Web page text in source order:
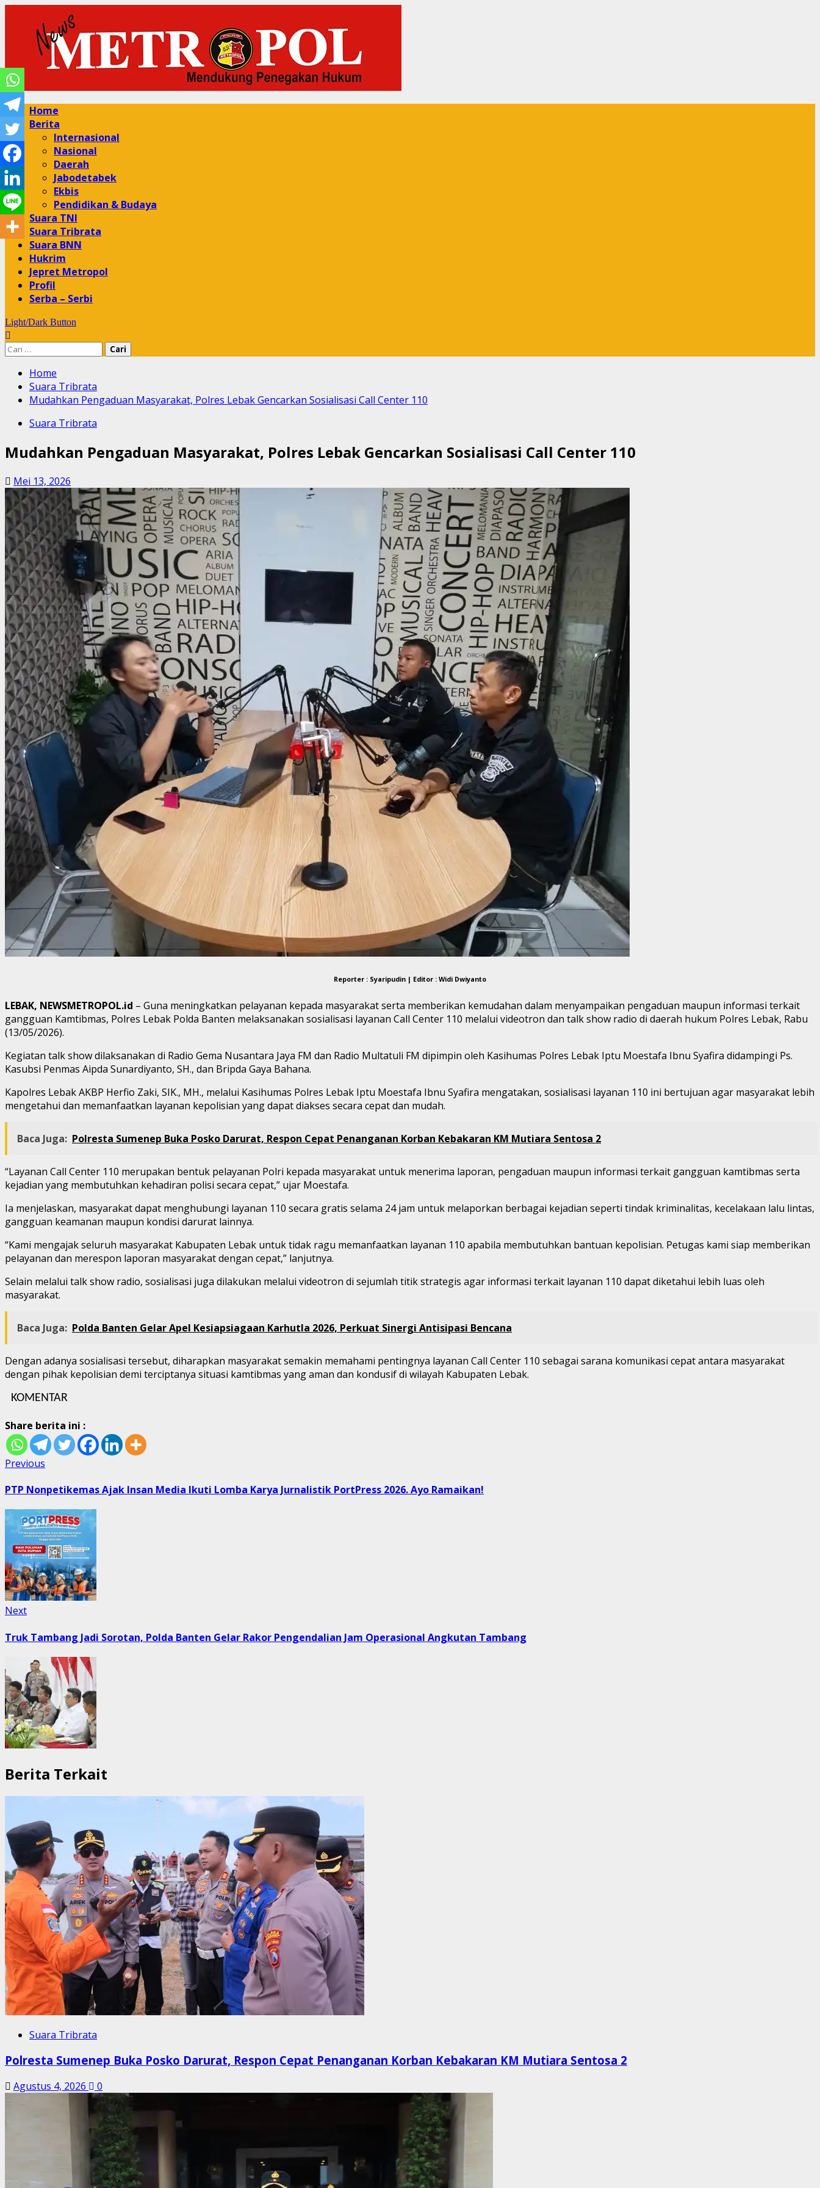
content
Primary
Menu
Home
Berita
Internasional
Nasional
Daerah
Jabodetabek
Ekbis
Pendidikan & Budaya
Suara TNI
Suara Tribrata
Suara BNN
Hukrim
Jepret Metropol
Profil
Serba – Serbi
Light/Dark Button
Cari
Home
Suara Tribrata
Mudahkan Pengaduan Masyarakat, Polres Lebak Gencarkan Sosialisasi Call Center 110
Suara Tribrata
Mudahkan Pengaduan Masyarakat, Polres Lebak Gencarkan Sosialisasi Call Center 110
Mei 13, 2026
Reporter : Syaripudin | Editor : Widi Dwiyanto
LEBAK, NEWSMETROPOL.id – Guna meningkatkan pelayanan kepada masyarakat serta memberikan kemudahan dalam menyampaikan pengaduan maupun informasi terkait
gangguan Kamtibmas, Polres Lebak Polda Banten melaksanakan sosialisasi layanan Call Center 110 melalui videotron dan talk show radio di daerah hukum Polres Lebak, Rabu
(13/05/2026).
Kegiatan talk show dilaksanakan di Radio Gema Nusantara Jaya FM dan Radio Multatuli FM dipimpin oleh Kasihumas Polres Lebak Iptu Moestafa Ibnu Syafira didampingi Ps.
Kasubsi Penmas Aipda Sunardiyanto, SH., dan Bripda Gaya Bahana.
Kapolres Lebak AKBP Herfio Zaki, SIK., MH., melalui Kasihumas Polres Lebak Iptu Moestafa Ibnu Syafira mengatakan, sosialisasi layanan 110 ini bertujuan agar masyarakat lebih
mengetahui dan memanfaatkan layanan kepolisian yang dapat diakses secara cepat dan mudah.
Baca Juga: Polresta Sumenep Buka Posko Darurat, Respon Cepat Penanganan Korban Kebakaran KM Mutiara Sentosa 2
“Layanan Call Center 110 merupakan bentuk pelayanan Polri kepada masyarakat untuk menerima laporan, pengaduan maupun informasi terkait gangguan kamtibmas serta
kejadian yang membutuhkan kehadiran polisi secara cepat,” ujar Moestafa.
Ia menjelaskan, masyarakat dapat menghubungi layanan 110 secara gratis selama 24 jam untuk melaporkan berbagai kejadian seperti tindak kriminalitas, kecelakaan lalu lintas,
gangguan keamanan maupun kondisi darurat lainnya.
“Kami mengajak seluruh masyarakat Kabupaten Lebak untuk tidak ragu memanfaatkan layanan 110 apabila membutuhkan bantuan kepolisian. Petugas kami siap memberikan
pelayanan dan merespon laporan masyarakat dengan cepat,” lanjutnya.
Selain melalui talk show radio, sosialisasi juga dilakukan melalui videotron di sejumlah titik strategis agar informasi terkait layanan 110 dapat diketahui lebih luas oleh
masyarakat.
Baca Juga: Polda Banten Gelar Apel Kesiapsiagaan Karhutla 2026, Perkuat Sinergi Antisipasi Bencana
Dengan adanya sosialisasi tersebut, diharapkan masyarakat semakin memahami pentingnya layanan Call Center 110 sebagai sarana komunikasi cepat antara masyarakat
dengan pihak kepolisian demi terciptanya situasi kamtibmas yang aman dan kondusif di wilayah Kabupaten Lebak.
KOMENTAR
Share berita ini :
Post
navigation
Previous
PTP Nonpetikemas Ajak Insan Media Ikuti Lomba Karya Jurnalistik PortPress 2026. Ayo Ramaikan!
NextNext
Truk Tambang Jadi Sorotan, Polda Banten Gelar Rakor Pengendalian Jam Operasional Angkutan Tambang
Berita Terkait
Suara Tribrata
Polresta Sumenep Buka Posko Darurat, Respon Cepat Penanganan Korban Kebakaran KM Mutiara Sentosa 2
Agustus 4, 2026 0